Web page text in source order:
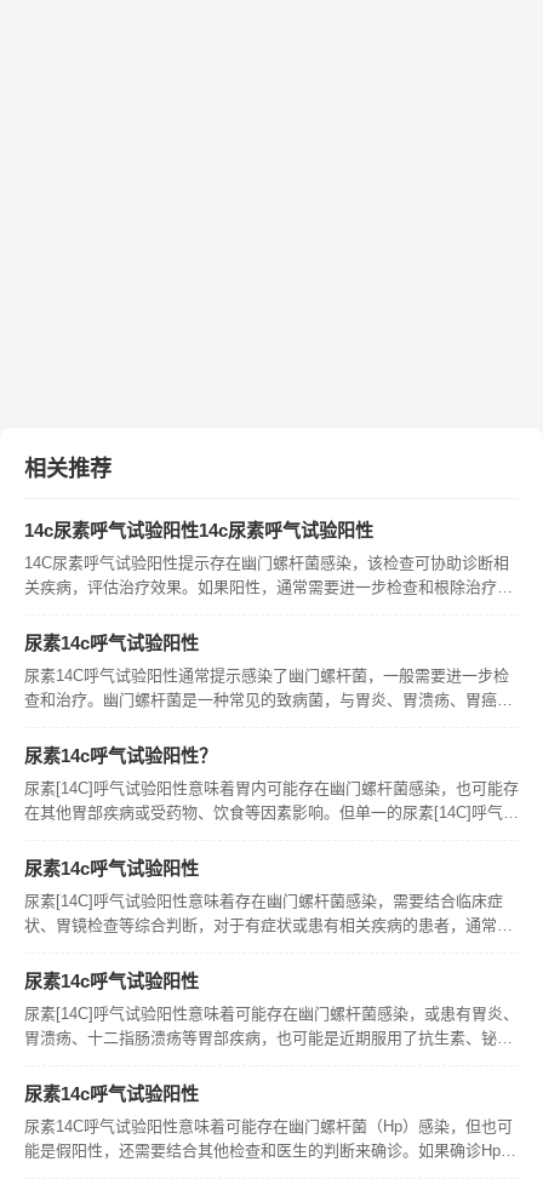
相关推荐
14c尿素呼气试验阳性14c尿素呼气试验阳性
14C尿素呼气试验阳性提示存在幽门螺杆菌感染，该检查可协助诊断相
关疾病，评估治疗效果。如果阳性，通常需要进一步检查和根除治疗。
着什么？ 14C尿素呼气试验是一种检测幽门螺杆菌感染的方法。如果
尿素14c呼气试验阳性
尿素14C呼气试验阳性通常提示感染了幽门螺杆菌，一般需要进一步检
查和治疗。幽门螺杆菌是一种常见的致病菌，与胃炎、胃溃疡、胃癌等
尿素14c呼气试验阳性？
尿素[14C]呼气试验阳性意味着胃内可能存在幽门螺杆菌感染，也可能存
在其他胃部疾病或受药物、饮食等因素影响。但单一的尿素[14C]呼气试
判断。如果检查结果为阳性，建议及时咨询医生，以明确诊断并采
尿素14c呼气试验阳性
尿素[14C]呼气试验阳性意味着存在幽门螺杆菌感染，需要结合临床症
状、胃镜检查等综合判断，对于有症状或患有相关疾病的患者，通常需
食，某些情况下可能会影响检测结果的准确性。如有疑问或担忧，可咨
尿素14c呼气试验阳性
尿素[14C]呼气试验阳性意味着可能存在幽门螺杆菌感染，或患有胃炎、
胃溃疡、十二指肠溃疡等胃部疾病，也可能是近期服用了抗生素、铋剂
检查进行综合判断。 尿素[14C]呼气试验阳性意味着什么？ 尿素
尿素14c呼气试验阳性
尿素14C呼气试验阳性意味着可能存在幽门螺杆菌（Hp）感染，但也可
能是假阳性，还需要结合其他检查和医生的判断来确诊。如果确诊Hp感